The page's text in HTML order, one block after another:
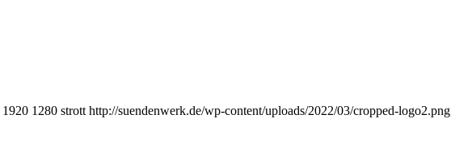
1920 1280 strott http://suendenwerk.de/wp-content/uploads/2022/03/cropped-logo2.png